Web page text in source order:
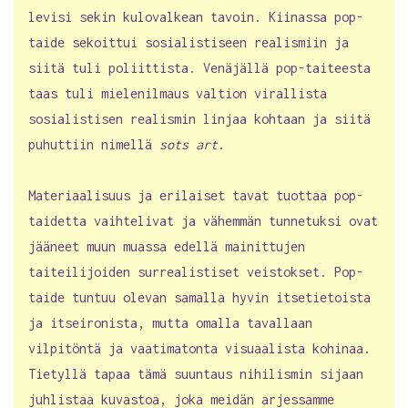
levisi sekin kulovalkean tavoin. Kiinassa pop-
taide sekoittui sosialistiseen realismiin ja
siitä tuli poliittista. Venäjällä pop-taiteesta
taas tuli mielenilmaus valtion virallista
sosialistisen realismin linjaa kohtaan ja siitä
puhuttiin nimellä sots art.
Materiaalisuus ja erilaiset tavat tuottaa pop-
taidetta vaihtelivat ja vähemmän tunnetuksi ovat
jääneet muun muassa edellä mainittujen
taiteilijoiden surrealistiset veistokset. Pop-
taide tuntuu olevan samalla hyvin itsetietoista
ja itseironista, mutta omalla tavallaan
vilpitöntä ja vaatimatonta visuaalista kohinaa.
Tietyllä tapaa tämä suuntaus nihilismin sijaan
juhlistaa kuvastoa, joka meidän arjessamme